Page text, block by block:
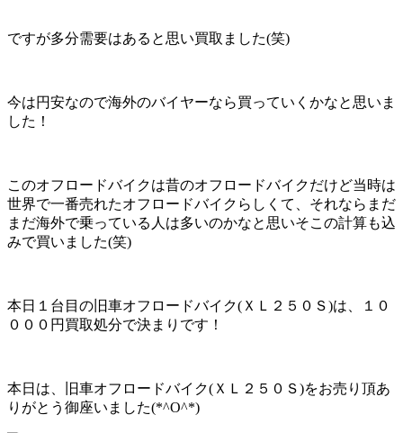
ですが多分需要はあると思い買取ました(笑)
今は円安なので海外のバイヤーなら買っていくかなと思いま
した！
このオフロードバイクは昔のオフロードバイクだけど当時は
世界で一番売れたオフロードバイクらしくて、それならまだ
まだ海外で乗っている人は多いのかなと思いそこの計算も込
みで買いました(笑)
本日１台目の旧車オフロードバイク(ＸＬ２５０Ｓ)は、１０
０００円買取処分で決まりです！
本日は、旧車オフロードバイク(ＸＬ２５０Ｓ)をお売り頂あ
りがとう御座いました(*^O^*)